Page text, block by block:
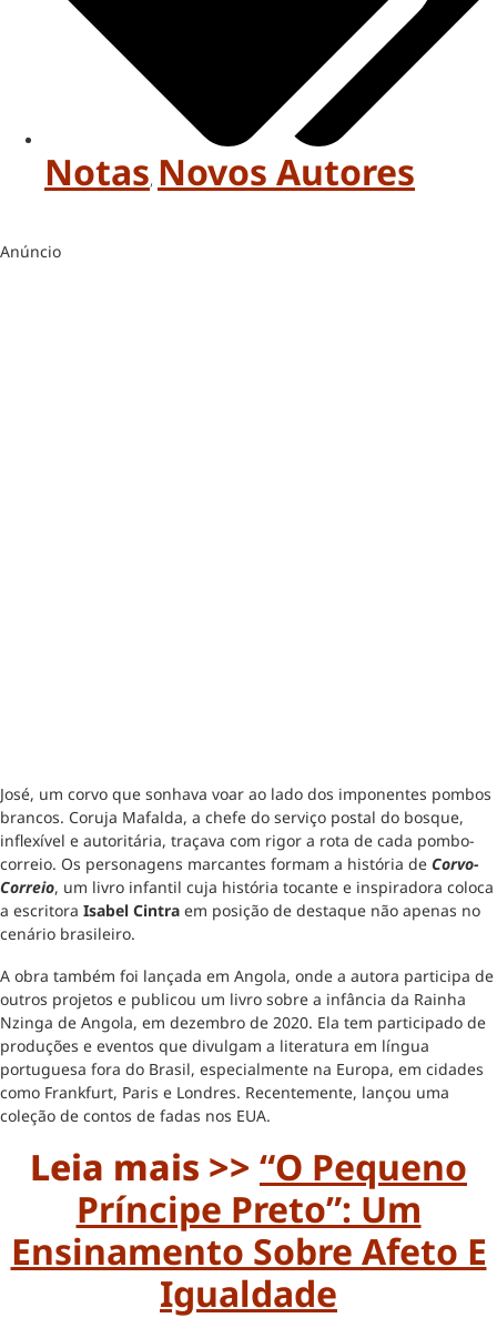
Notas, Novos Autores
Anúncio
José, um corvo que sonhava voar ao lado dos imponentes pombos
brancos. Coruja Mafalda, a chefe do serviço postal do bosque,
inflexível e autoritária, traçava com rigor a rota de cada pombo-
correio. Os personagens marcantes formam a história de Corvo-
Correio, um livro infantil cuja história tocante e inspiradora coloca
a escritora Isabel Cintra em posição de destaque não apenas no
cenário brasileiro.
A obra também foi lançada em Angola, onde a autora participa de
outros projetos e publicou um livro sobre a infância da Rainha
Nzinga de Angola, em dezembro de 2020. Ela tem participado de
produções e eventos que divulgam a literatura em língua
portuguesa fora do Brasil, especialmente na Europa, em cidades
como Frankfurt, Paris e Londres. Recentemente, lançou uma
coleção de contos de fadas nos EUA.
Leia mais >> “O Pequeno
Príncipe Preto”: Um
Ensinamento Sobre Afeto E
Igualdade